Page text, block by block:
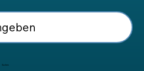
Suchen